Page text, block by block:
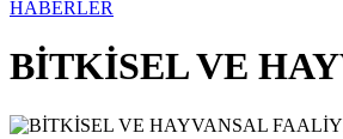
HABERLER
BİTKİSEL VE